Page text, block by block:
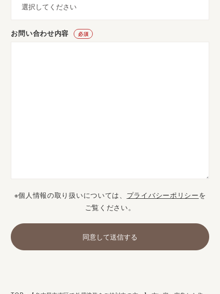
お問い合わせ内容 必須
※個人情報の取り扱いについては、 プライバシーポリシーを
ご覧ください。